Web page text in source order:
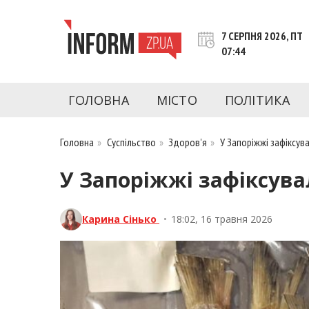
INFORM.ZP.UA – це інформаційний
Запоріжжя та Запорізької області на день.
7 СЕРПНЯ 2026, ПТ
07:44
ГОЛОВНА МІСТО ПОЛІТИКА
Головна » Суспільство »Здоров'я » У Запоріжжі
У Запоріжжі
Карина Сінько • 18:02, 16 травня 2026